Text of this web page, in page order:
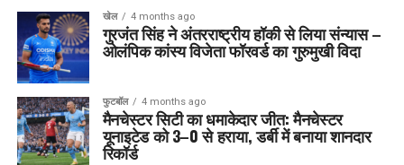
खेल 4 months ago
गुरजंत सिंह ने अंतरराष्ट्रीय हॉकी से लिया संन्यास –
ओलंपिक कांस्य विजेता फॉरवर्ड का गुरुमुखी विदा
फुटबॉल 4 months ago
मैनचेस्टर सिटी का धमाकेदार जीत: मैनचेस्टर
यूनाइटेड को 3–0 से हराया, डर्बी में बनाया शानदार
रिकॉर्ड